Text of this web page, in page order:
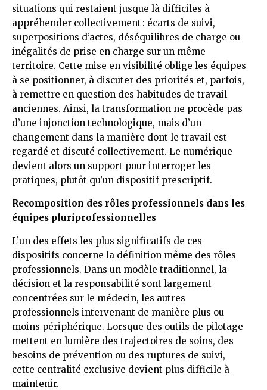
situations qui restaient jusque là difficiles à
appréhender collectivement : écarts de suivi,
superpositions d’actes, déséquilibres de charge ou
inégalités de prise en charge sur un même
territoire. Cette mise en visibilité oblige les équipes
à se positionner, à discuter des priorités et, parfois,
à remettre en question des habitudes de travail
anciennes. Ainsi, la transformation ne procède pas
d’une injonction technologique, mais d’un
changement dans la manière dont le travail est
regardé et discuté collectivement. Le numérique
devient alors un support pour interroger les
pratiques, plutôt qu’un dispositif prescriptif.
Recomposition des rôles professionnels dans les
équipes pluriprofessionnelles
L’un des effets les plus significatifs de ces
dispositifs concerne la définition même des rôles
professionnels. Dans un modèle traditionnel, la
décision et la responsabilité sont largement
concentrées sur le médecin, les autres
professionnels intervenant de manière plus ou
moins périphérique. Lorsque des outils de pilotage
mettent en lumière des trajectoires de soins, des
besoins de prévention ou des ruptures de suivi,
cette centralité exclusive devient plus difficile à
maintenir.